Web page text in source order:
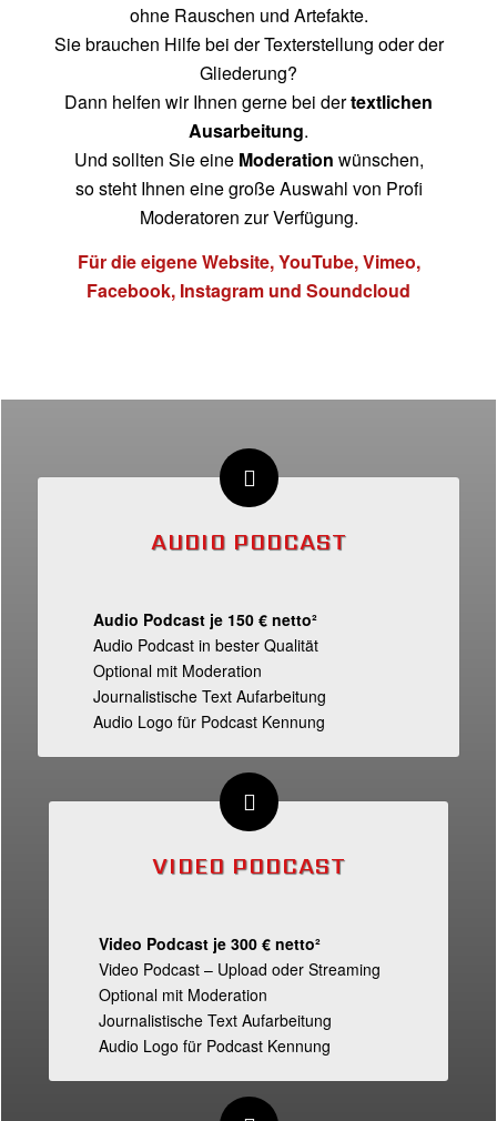
ohne Rauschen und Artefakte.
Sie brauchen Hilfe bei der Texterstellung oder der
Gliederung?
Dann helfen wir Ihnen gerne bei dertextlichen
Ausarbeitung.
Und sollten Sie eine Moderation wünschen,
so steht Ihnen eine große Auswahl von Profi
Moderatoren zur Verfügung.
Für die eigene Website, YouTube, Vimeo,
Facebook, Instagram und Soundcloud
AUDIO PODCAST
Audio Podcast je 150 € netto²
Audio Podcast in bester Qualität
Optional mit Moderation
Journalistische Text Aufarbeitung
Audio Logo für Podcast Kennung
VIDEO PODCAST
Video Podcast je 300 € netto²
Video Podcast – Upload oder Streaming
Optional mit Moderation
Journalistische Text Aufarbeitung
Audio Logo für Podcast Kennung